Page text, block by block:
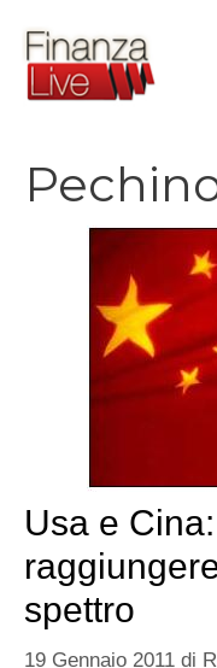
contenuto
Usa e
spettro
19 Gennaio 2011 di